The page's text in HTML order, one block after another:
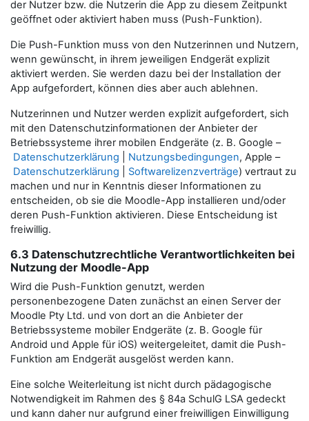
der Nutzer bzw. die Nutzerin die App zu diesem Zeitpunkt
geöffnet oder aktiviert haben muss (Push-Funktion).
Die Push-Funktion muss von den Nutzerinnen und Nutzern,
wenn gewünscht, in ihrem jeweiligen Endgerät explizit
aktiviert werden. Sie werden dazu bei der Installation der
App aufgefordert, können dies aber auch ablehnen.
Nutzerinnen und Nutzer werden explizit aufgefordert, sich
mit den Datenschutzinformationen der Anbieter der
Betriebssysteme ihrer mobilen Endgeräte (z. B. Google –
Datenschutzerklärung
Nutzungsbedingungen, Apple –
Datenschutzerklärung
Softwarelizenzverträge) vertraut zu
machen und nur in Kenntnis dieser Informationen zu
entscheiden, ob sie die Moodle-App installieren und/oder
deren Push-Funktion aktivieren. Diese Entscheidung ist
freiwillig.
6.3 Datenschutzrechtliche Verantwortlichkeiten bei
Nutzung der Moodle-App
Wird die Push-Funktion genutzt, werden
personenbezogene Daten zunächst an einen Server der
Moodle Pty Ltd. und von dort an die Anbieter der
Betriebssysteme mobiler Endgeräte (z. B. Google für
Android und Apple für iOS) weitergeleitet, damit die Push-
Funktion am Endgerät ausgelöst werden kann.
Eine solche Weiterleitung ist nicht durch pädagogische
Notwendigkeit im Rahmen des § 84a SchulG LSA gedeckt
und kann daher nur aufgrund einer freiwilligen Einwilligung